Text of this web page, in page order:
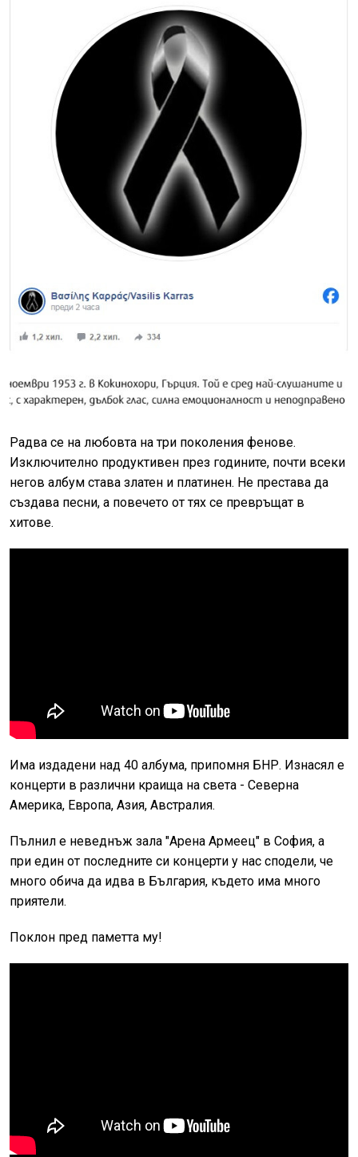
Радва се на любовта на три поколения фенове.
Изключително продуктивен през годините, почти всеки
негов албум става златен и платинен. Не престава да
създава песни, а повечето от тях се превръщат в
хитове.
Има издадени над 40 албума, припомня БНР. Изнасял е
концерти в различни краища на света - Северна
Америка, Европа, Азия, Австралия.
Пълнил е неведнъж зала "Арена Армеец" в София, а
при един от последните си концерти у нас сподели, че
много обича да идва в България, където има много
приятели.
Поклон пред паметта му!